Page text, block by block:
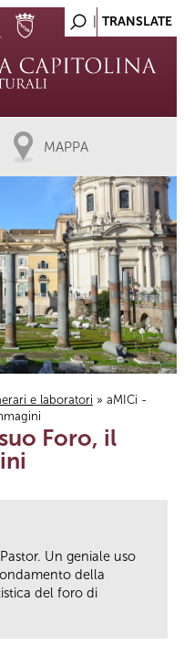
MAPPA
e laboratori » aMICi -
Foro, il
Un geniale uso
della
del foro di